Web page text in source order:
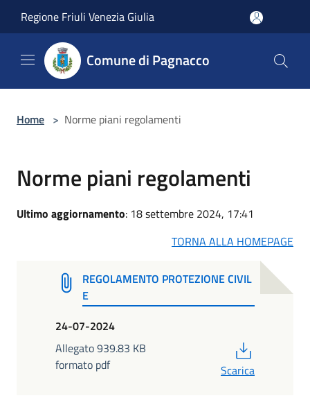
Regione Friuli Venezia Giulia
Comune di Pagnacco
Home > Norme piani regolamenti
Norme piani regolamenti
Ultimo aggiornamento: 18 settembre 2024, 17:41
TORNA ALLA HOMEPAGE
REGOLAMENTO PROTEZIONE CIVIL
E
24-07-2024
Allegato 939.83 KB
formato pdf
Scarica